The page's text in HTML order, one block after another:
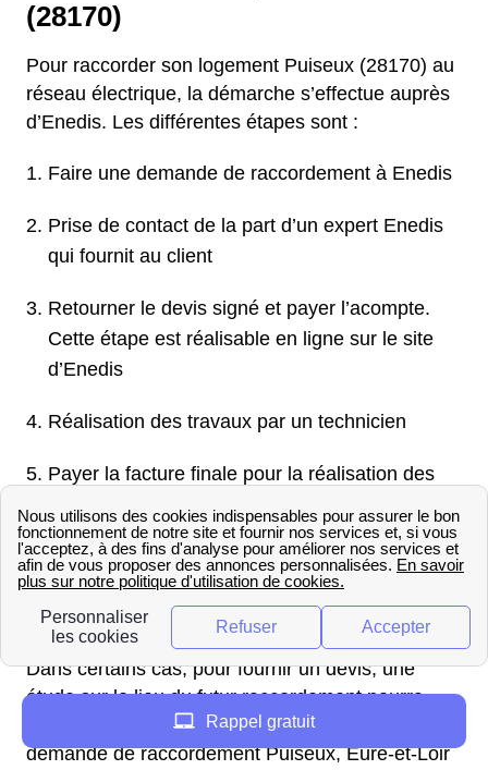
(28170)
Pour raccorder son logement Puiseux (28170) au
réseau électrique, la démarche s’effectue auprès
d’Enedis. Les différentes étapes sont :
Faire une demande de raccordement à Enedis
Prise de contact de la part d’un expert Enedis
qui fournit au client
Retourner le devis signé et payer l’acompte.
Cette étape est réalisable en ligne sur le site
d’Enedis
Réalisation des travaux par un technicien
Payer la facture finale pour la réalisation des
travaux. Le paiement peut s’effectuer en ligne
Le raccordement est effectué. Il ne reste plus
qu’à contacter un fournisseur d’énergie et
souscrire un contrat d’électricité
Dans certains cas, pour fournir un devis, une
étude sur le lieu du futur raccordement pourra
être demandée par Enedis. Pour faire une
demande de raccordement Puiseux, Eure-et-Loir
Rappel gratuit